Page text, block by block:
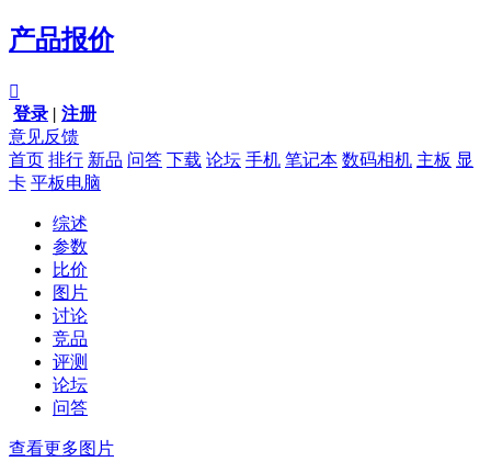
产品报价

登录 | 注册
意见反馈
首页 排行 新品 问答 下载 论坛 手机 笔记本 数码相机 主板 显
卡 平板电脑
综述
参数
比价
图片
讨论
竞品
评测
论坛
问答
查看更多图片